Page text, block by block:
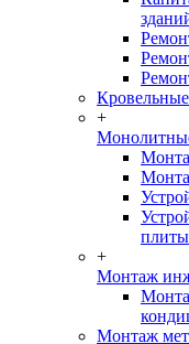
+
плиты
+
Монтаж
Монтаж